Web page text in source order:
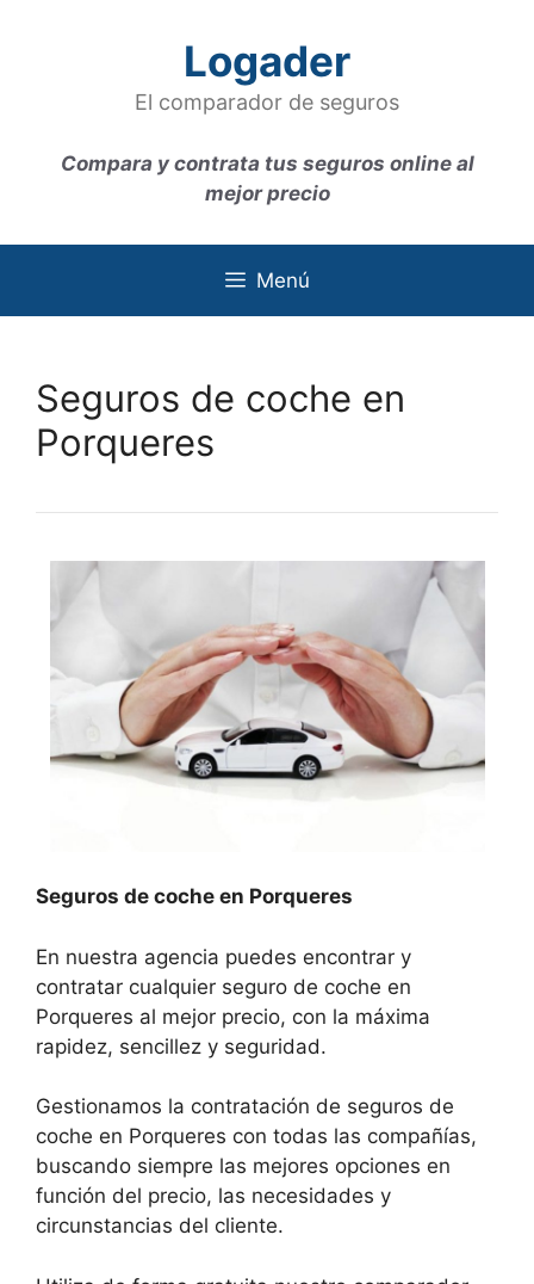
Logader
El comparador de seguros
Compara y contrata tus seguros online al
mejor precio
Menú
Seguros de coche en
Porqueres
Seguros de coche en Porqueres
En nuestra agencia puedes encontrar y
contratar cualquier seguro de coche en
Porqueres al mejor precio, con la máxima
rapidez, sencillez y seguridad.
Gestionamos la contratación de seguros de
coche en Porqueres con todas las compañías,
buscando siempre las mejores opciones en
función del precio, las necesidades y
circunstancias del cliente.